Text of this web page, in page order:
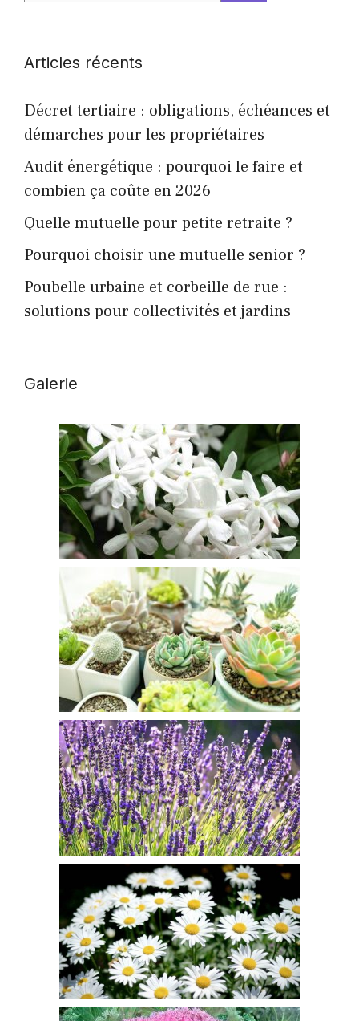
Articles récents
Décret tertiaire : obligations, échéances et
démarches pour les propriétaires
Audit énergétique : pourquoi le faire et
combien ça coûte en 2026
Quelle mutuelle pour petite retraite ?
Pourquoi choisir une mutuelle senior ?
Poubelle urbaine et corbeille de rue :
solutions pour collectivités et jardins
Galerie